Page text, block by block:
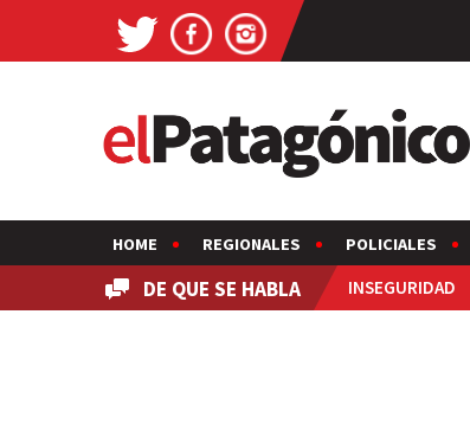
HOME REGIONALES POLICIALES
DE QUE SE HABLA INSEGURIDAD